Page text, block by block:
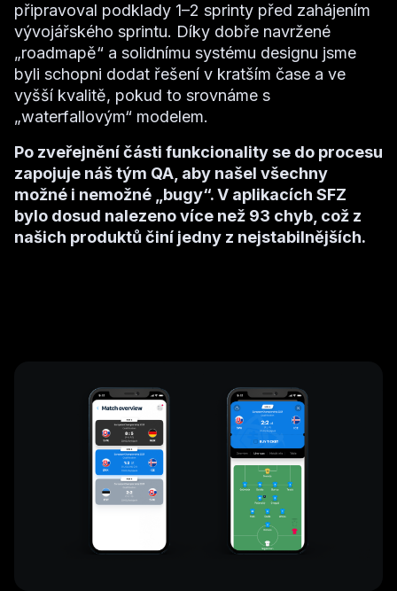
připravoval podklady 1–2 sprinty před zahájením
vývojářského sprintu. Díky dobře navržené
„roadmapě“ a solidnímu systému designu jsme
byli schopni dodat řešení v kratším čase a ve
vyšší kvalitě, pokud to srovnáme s
„waterfallovým“ modelem.
Po zveřejnění části funkcionality se do procesu
zapojuje náš tým QA, aby našel všechny
možné i nemožné „bugy“. V aplikacích SFZ
bylo dosud nalezeno více než 93 chyb, což z
našich produktů činí jedny z nejstabilnějších.